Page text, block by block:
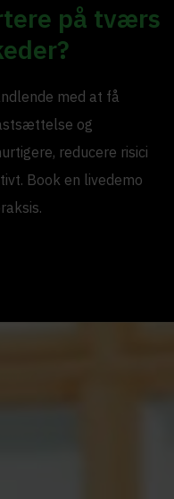
på tværs
med at få
og
reducere risici
Book en livedemo